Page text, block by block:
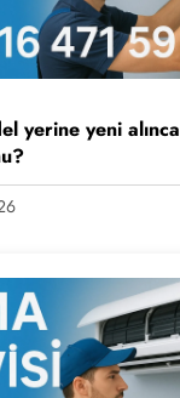
yerine yeni alınca